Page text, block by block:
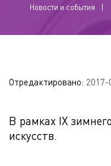
Новости и события
Отредактировано:
В рамках IX
искусств.